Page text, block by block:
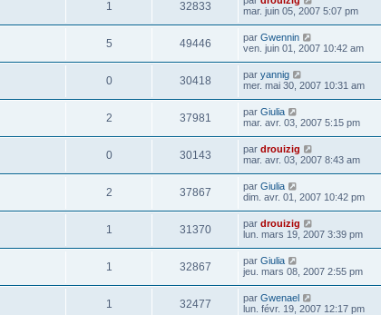
1 32833
mar. juin 05, 2007 5:07 pm
5 49446 par Gwennin
ven. juin 01, 2007 10:42 am
0 30418 par yannig
mer. mai 30, 2007 10:31 am
2 37981 par Giulia
mar. avr. 03, 2007 5:15 pm
0 30143 par drouizig
mar. avr. 03, 2007 8:43 am
2 37867 par Giulia
dim. avr. 01, 2007 10:42 pm
1 31370 par drouizig
lun. mars 19, 2007 3:39 pm
1 32867 par Giulia
jeu. mars 08, 2007 2:55 pm
1 32477 par Gwenael
lun. févr. 19, 2007 12:17 pm